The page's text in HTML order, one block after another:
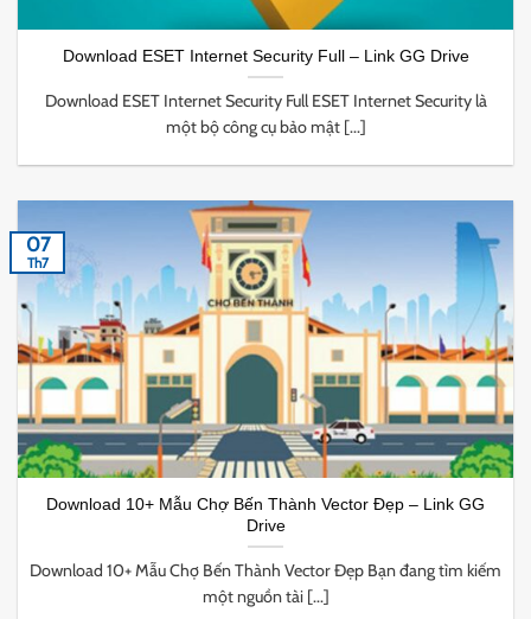
Download ESET Internet Security Full – Link GG Drive
Download ESET Internet Security Full ESET Internet Security là
một bộ công cụ bảo mật [...]
Download 10+ Mẫu Chợ Bến Thành Vector Đẹp – Link GG
Drive
Download 10+ Mẫu Chợ Bến Thành Vector Đẹp Bạn đang tìm kiếm
một nguồn tài [...]
07
Th7